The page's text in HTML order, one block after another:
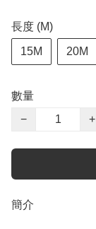
長度 (M)
15M 20M
數量
−
+
簡介